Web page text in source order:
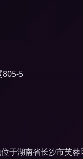
805-5
于湖南省长沙市芙